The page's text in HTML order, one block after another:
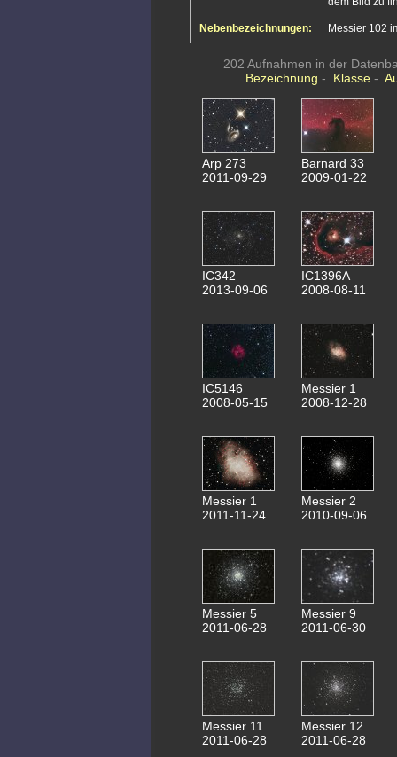
Nebenbezeichnungen: Messier 102
202 Aufnahmen in der
Bezeichnung - Klasse -
Arp 273
2011-09-29
Barnard 33
2009-01-22
IC342
2013-09-06
IC1396A
2008-08-11
IC5146
2008-05-15
Messier 1
2008-12-28
Messier 1
2011-11-24
Messier 2
2010-09-06
Messier 5
2011-06-28
Messier 9
2011-06-30
Messier 11
2011-06-28
Messier 12
2011-06-28